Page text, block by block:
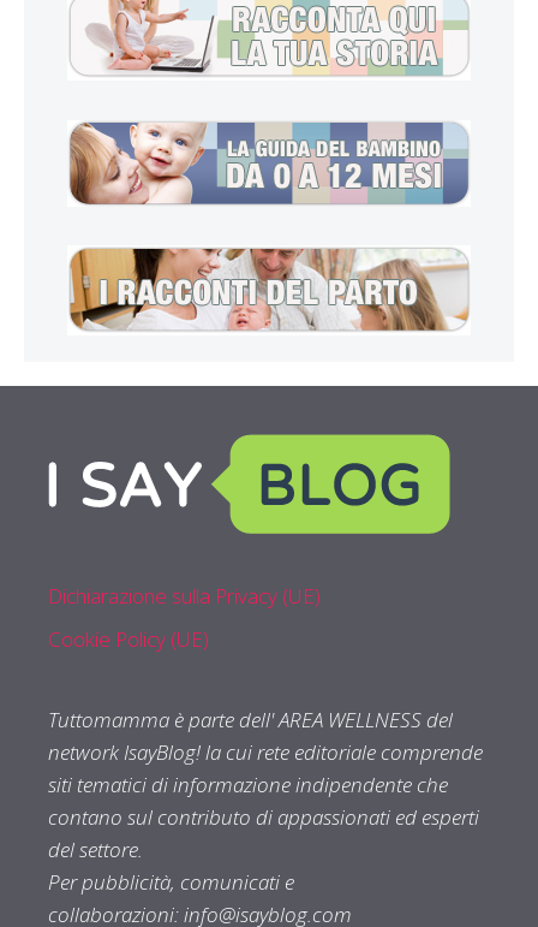
Dichiarazione sulla Privacy (UE)
Cookie Policy (UE)
Tuttomamma è parte dell' AREA WELLNESS del
network IsayBlog! la cui rete editoriale comprende
siti tematici di informazione indipendente che
contano sul contributo di appassionati ed esperti
del settore.
Per pubblicità, comunicati e
collaborazioni:info@isayblog.com